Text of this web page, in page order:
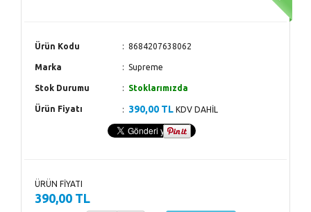
Ürün Kodu 8684207638062
Marka Supreme
Stok Durumu Stoklarımızda
Ürün Fiyatı 390,00 TL KDV DAHİL
ÜRÜN FİYATI
390,00 TL